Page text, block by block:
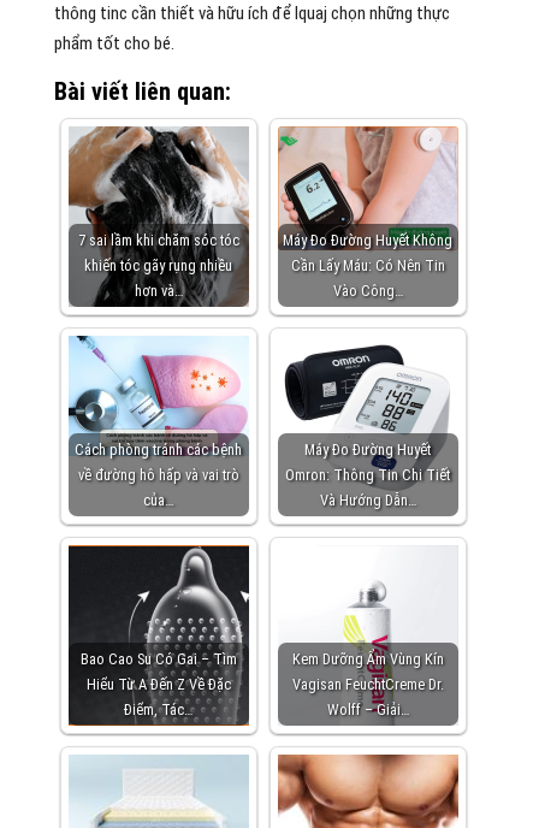
thông tinc cần thiết và hữu ích để lquaj chọn những thực
phẩm tốt cho bé.
Bài viết liên quan:
7 sai lầm khi chăm sóc tóc
khiến tóc gãy rụng nhiều
hơn và…
Máy Đo Đường Huyết Không
Cần Lấy Máu: Có Nên Tin
Vào Công…
Cách phòng tránh các bệnh
về đường hô hấp và vai trò
của…
Máy Đo Đường Huyết
Omron: Thông Tin Chi Tiết
Và Hướng Dẫn…
Bao Cao Su Có Gai – Tìm
Hiểu Từ A Đến Z Về Đặc
Điểm, Tác…
Kem Dưỡng Ẩm Vùng Kín
Vagisan FeuchtCreme Dr.
Wolff – Giải…